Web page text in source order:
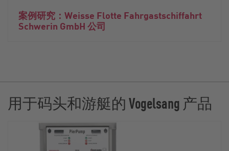
案例研究：Weisse Flotte Fahrgastschiffahrt
Schwerin GmbH 公司
用于码头和游艇的 Vogelsang 产品